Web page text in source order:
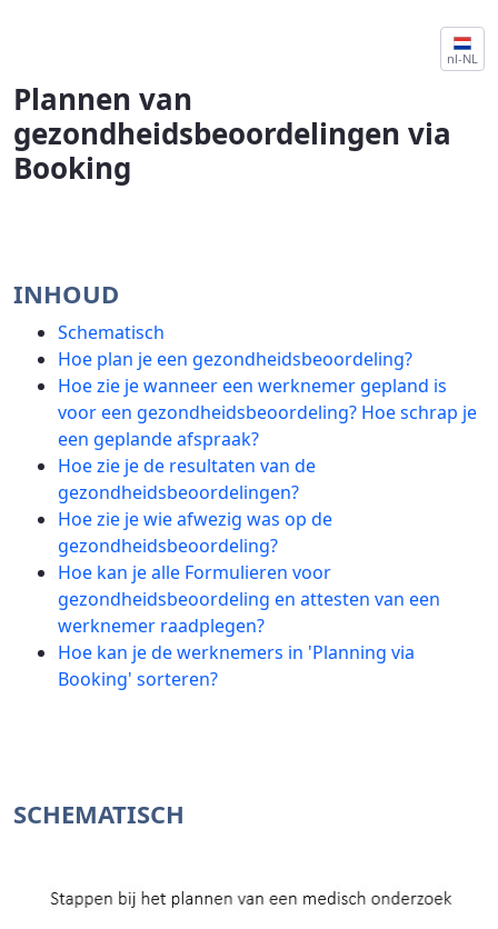
PLANNEN VAN
nl-NL
Plannen van
gezondheidsbeoordelingen via
Booking
INHOUD
Schematisch
Hoe plan je een gezondheidsbeoordeling?
Hoe zie je wanneer een werknemer gepland is
voor een gezondheidsbeoordeling? Hoe schrap je
een geplande afspraak?
Hoe zie je de resultaten van de
gezondheidsbeoordelingen?
Hoe zie je wie afwezig was op de
gezondheidsbeoordeling?
Hoe kan je alle Formulieren voor
gezondheidsbeoordeling en attesten van een
werknemer raadplegen?
Hoe kan je de werknemers in 'Planning via
Booking' sorteren?
SCHEMATISCH